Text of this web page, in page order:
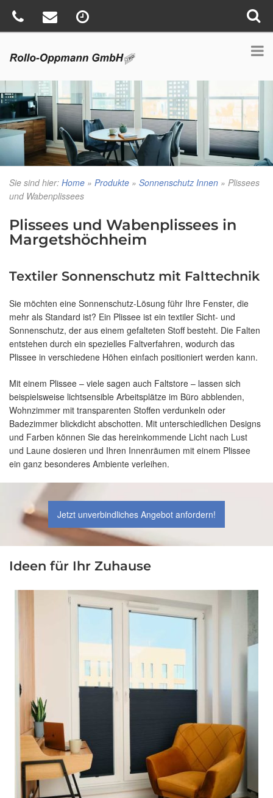
Sie sind hier: Home » Produkte » Sonnenschutz Innen » Plissees
und Wabenplissees
Plissees und Wabenplissees in
Margetshöchheim
Textiler Sonnenschutz mit Falttechnik
Sie möchten eine Sonnenschutz-Lösung führ Ihre Fenster, die
mehr als Standard ist? Ein Plissee ist ein textiler Sicht- und
Sonnenschutz, der aus einem gefalteten Stoff besteht. Die Falten
entstehen durch ein spezielles Faltverfahren, wodurch das
Plissee in verschiedene Höhen einfach positioniert werden kann.
Mit einem Plissee – viele sagen auch Faltstore – lassen sich
beispielsweise lichtsensible Arbeitsplätze im Büro abblenden,
Wohnzimmer mit transparenten Stoffen verdunkeln oder
Badezimmer blickdicht abschotten. Mit unterschiedlichen Designs
und Farben können Sie das hereinkommende Licht nach Lust
und Laune dosieren und Ihren Innenräumen mit einem Plissee
ein ganz besonderes Ambiente verleihen.
Jetzt unverbindliches Angebot anfordern!
Ideen für Ihr Zuhause